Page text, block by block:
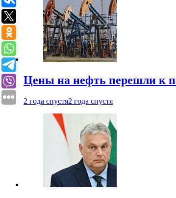
Цены на нефть перешли к
2 года спустя2 года спустя